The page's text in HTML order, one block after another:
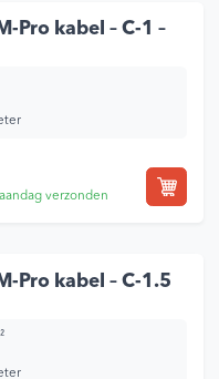
Pro kabel – C-1 –
verzonden
Pro kabel – C-1.5